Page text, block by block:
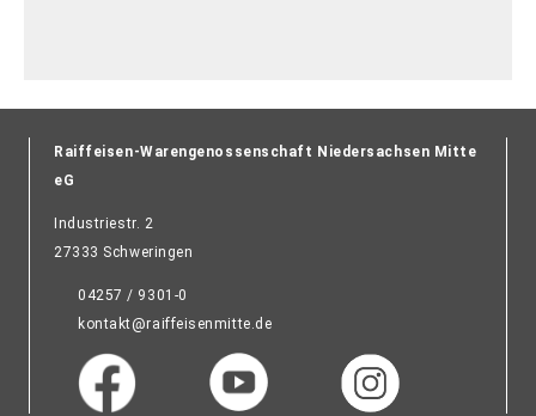
Raiffeisen-Warengenossenschaft Niedersachsen Mitte
eG
Industriestr. 2
27333 Schweringen
04257 / 9301-0
kontakt@raiffeisenmitte.de